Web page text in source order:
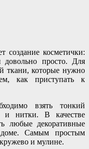
создание косметички:
довольно просто. Для
ткани, которые нужно
как приступать к
взять тонкий
и нитки. В качестве
любые декоративные
доме. Самым простым
и мулине.